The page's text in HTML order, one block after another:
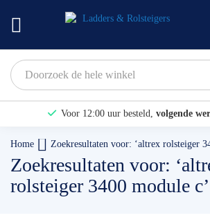
Voor 12:00 uur besteld, volgende
Bekijk hier onze
Binnen 1 dag een gratis
Home Zoekresultaten voor: ‘altrex rolsteiger
Zoekresultaten voor:
rolsteiger 3400 module c’